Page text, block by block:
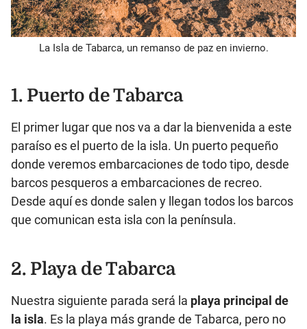
La Isla de Tabarca, un remanso de paz en invierno.
1. Puerto de Tabarca
El primer lugar que nos va a dar la bienvenida a este
paraíso es el puerto de la isla. Un puerto pequeño
donde veremos embarcaciones de todo tipo, desde
barcos pesqueros a embarcaciones de recreo.
Desde aquí es donde salen y llegan todos los barcos
que comunican esta isla con la península.
2. Playa de Tabarca
Nuestra siguiente parada será la playa principal de
la isla. Es la playa más grande de Tabarca, pero no